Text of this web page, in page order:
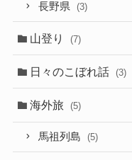
長野県 (3)
山登り (7)
日々のこぼれ話 (3)
海外旅 (5)
馬祖列島 (5)